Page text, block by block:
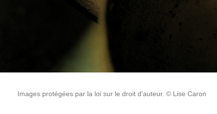
Images protégées par la loi sur le droit d'auteur. © Lise Caron